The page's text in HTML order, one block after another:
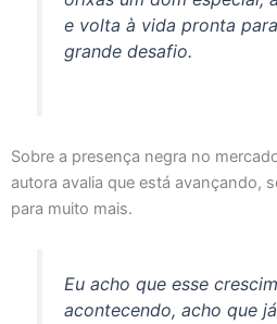
e volta à vida pronta
grande desafio.
Sobre a presença negra no
autora avalia que está avançando,
para muito mais.
Eu acho que esse
acontecendo, acho que